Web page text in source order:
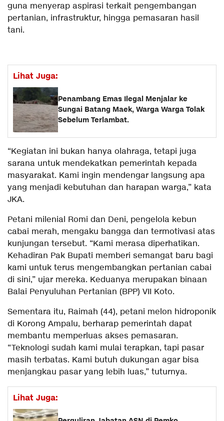
guna menyerap aspirasi terkait pengembangan
pertanian, infrastruktur, hingga pemasaran hasil
tani.
Lihat Juga:
Penambang Emas Ilegal Menjalar ke
Sungai Batang Maek, Warga Warga Tolak
Sebelum Terlambat.
“Kegiatan ini bukan hanya olahraga, tetapi juga
sarana untuk mendekatkan pemerintah kepada
masyarakat. Kami ingin mendengar langsung apa
yang menjadi kebutuhan dan harapan warga,” kata
JKA.
Petani milenial Romi dan Deni, pengelola kebun
cabai merah, mengaku bangga dan termotivasi atas
kunjungan tersebut. “Kami merasa diperhatikan.
Kehadiran Pak Bupati memberi semangat baru bagi
kami untuk terus mengembangkan pertanian cabai
di sini,” ujar mereka. Keduanya merupakan binaan
Balai Penyuluhan Pertanian (BPP) VII Koto.
Sementara itu, Raimah (44), petani melon hidroponik
di Korong Ampalu, berharap pemerintah dapat
membantu memperluas akses pemasaran.
“Teknologi sudah kami mulai terapkan, tapi pasar
masih terbatas. Kami butuh dukungan agar bisa
menjangkau pasar yang lebih luas,” tuturnya.
Lihat Juga: